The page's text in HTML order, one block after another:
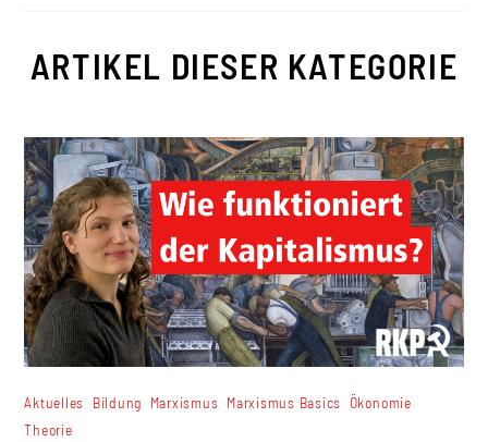
ARTIKEL DIESER KATEGORIE
Aktuelles Bildung Marxismus Marxismus Basics Ökonomie
Theorie